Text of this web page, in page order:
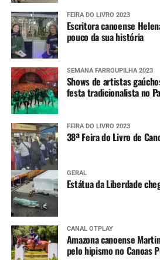
FEIRA DO LIVRO 2023
Escritora canoense
pouco da sua história
SEMANA FARROUPILHA 2023
Shows de artistas
festa tradicionalista no
FEIRA DO LIVRO 2023
38ª Feira do Livro de
GERAL
Estátua da Liberdade
CANAL OTPLAY
Amazona canoense
pelo hipismo no Canoas